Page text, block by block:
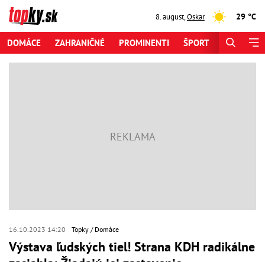
8. august,Oskar 29 °C
DOMÁCE ZAHRANIČNÉ PROMINENTI ŠPORT
16.10.2023 14:20 Topky Domáce
Výstava ľudských tiel! Strana KDH radikálne